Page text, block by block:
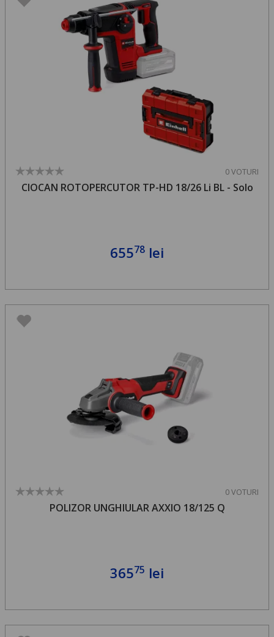
0 VOTURI
CIOCAN ROTOPERCUTOR TP-HD 18/26 Li BL - Solo
65578 lei
0 VOTURI
POLIZOR UNGHIULAR AXXIO 18/125 Q
36575 lei